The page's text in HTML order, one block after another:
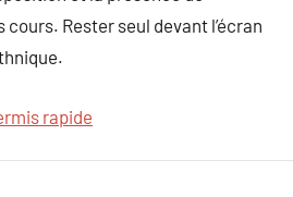
Rester seul devant l’écran
rapide